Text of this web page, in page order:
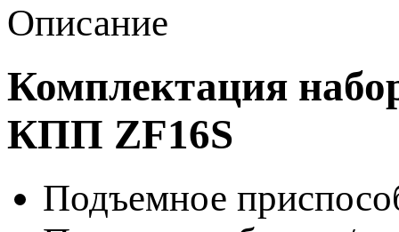
Описание
Комплектация
КПП ZF16S
Подъемное